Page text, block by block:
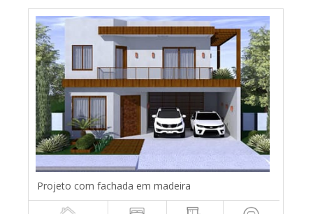
Projeto com fachada em madeira